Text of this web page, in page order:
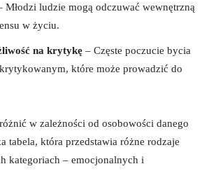
Młodzi ⁢ludzie mogą odczuwać wewnętrzną
w‌ życiu.
na krytykę – Częste poczucie bycia
które może prowadzić ​do⁤
w zależności od osobowości ‍danego
tabela, która przedstawia różne rodzaje
kategoriach – emocjonalnych i